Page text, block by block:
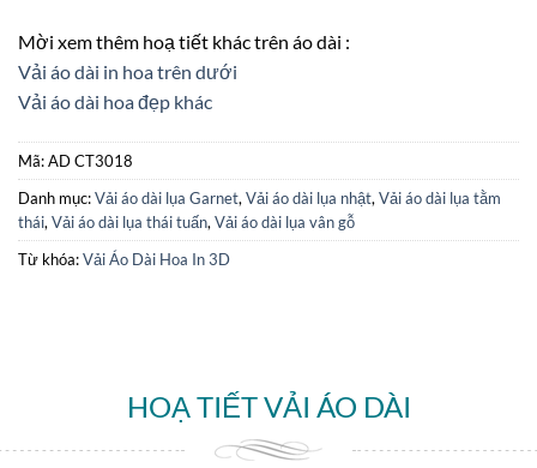
Mời xem thêm hoạ tiết khác trên áo dài :
Vải áo dài in hoa trên dưới
Vải áo dài hoa đẹp khác
Mã:AD CT3018
Danh mục:Vải áo dài lụa Garnet, Vải áo dài lụa nhật, Vải áo dài lụa tằm
thái, Vải áo dài lụa thái tuấn, Vải áo dài lụa vân gỗ
Từ khóa:Vải Áo Dài Hoa In 3D
HOẠ TIẾT VẢI ÁO DÀI